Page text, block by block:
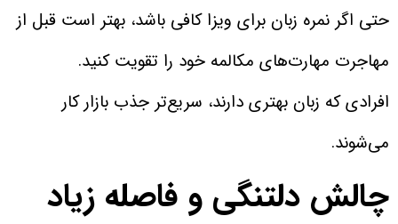
حتی اگر نمره زبان برای ویزا کافی باشد، بهتر است قبل از
مهاجرت مهارت‌های مکالمه خود را تقویت کنید.
افرادی که زبان بهتری دارند، سریع‌تر جذب بازار کار
می‌شوند.
چالش دلتنگی و فاصله زیاد